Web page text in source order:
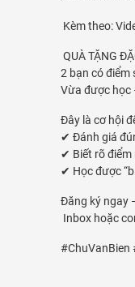
Kèm theo:
QUÀ TẶNG
2 bạn có điểm
Vừa được học
Đây là cơ hội
✔ Đánh giá
✔ Biết rõ điểm
✔ Học được
Đăng ký ngay
Inbox hoặc
#ChuVanBien